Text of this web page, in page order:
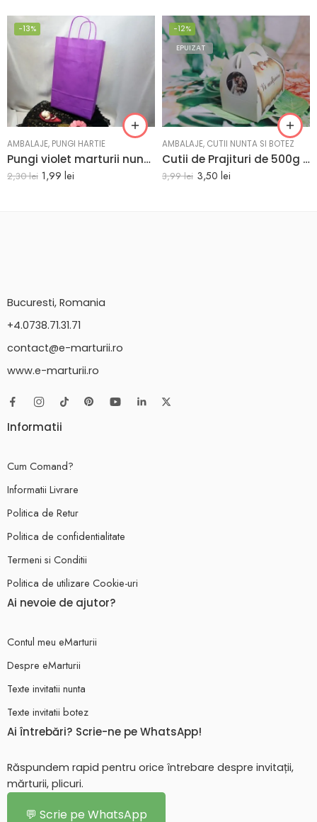
-13%
AMBALAJE, PUNGI HARTIE
Pungi violet marturii nunta sau botez 18 x 8.5 x 30 cm
2,30lei 1,99 lei
-12%
EPUIZAT
AMBALAJE, CUTII NUNTA SI BOTEZ
Cutii de Prajituri de 500g vintage 17 x 10 x 14.5 cm
3,99lei 3,50 lei
Bucuresti, Romania
+4.0738.71.31.71
contact@e-marturii.ro
www.e-marturii.ro
Informatii
Cum Comand?
Informatii Livrare
Politica de Retur
Politica de confidentialitate
Termeni si Conditii
Politica de utilizare Cookie-uri
Ai nevoie de ajutor?
Contul meu eMarturii
Despre eMarturii
Texte invitatii nunta
Texte invitatii botez
Ai întrebări? Scrie-ne pe WhatsApp!
Răspundem rapid pentru orice întrebare despre invitații,
mărturii, plicuri.
💬 Scrie pe WhatsApp